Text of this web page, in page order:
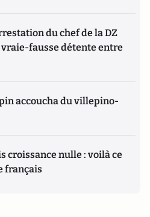
du chef de la DZ
vraie-fausse détente entre
accoucha du villepino-
croissance nulle : voilà ce
français